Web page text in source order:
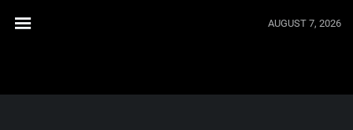
AUGUST 7, 2026